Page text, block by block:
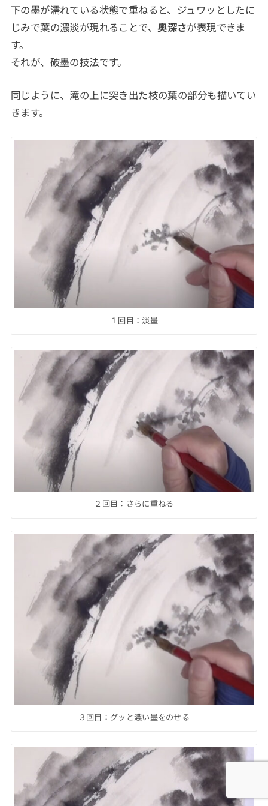
下の墨が濡れている状態で重ねると、ジュワッとしたに
じみで葉の濃淡が現れることで、奥深さが表現できま
す。
それが、破墨の技法です。
同じように、滝の上に突き出た枝の葉の部分も描いてい
きます。
１回目：淡墨
２回目：さらに重ねる
３回目：グッと濃い墨をのせる